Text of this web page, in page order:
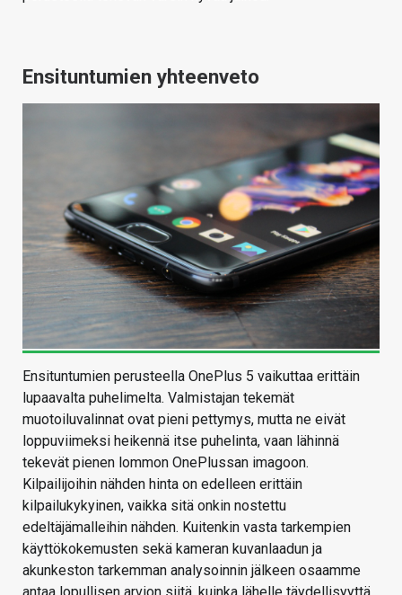
Ensituntumien yhteenveto
Ensituntumien perusteella OnePlus 5 vaikuttaa erittäin
lupaavalta puhelimelta. Valmistajan tekemät
muotoiluvalinnat ovat pieni pettymys, mutta ne eivät
loppuviimeksi heikennä itse puhelinta, vaan lähinnä
tekevät pienen lommon OnePlussan imagoon.
Kilpailijoihin nähden hinta on edelleen erittäin
kilpailukykyinen, vaikka sitä onkin nostettu
edeltäjämalleihin nähden. Kuitenkin vasta tarkempien
käyttökokemusten sekä kameran kuvanlaadun ja
akunkeston tarkemman analysoinnin jälkeen osaamme